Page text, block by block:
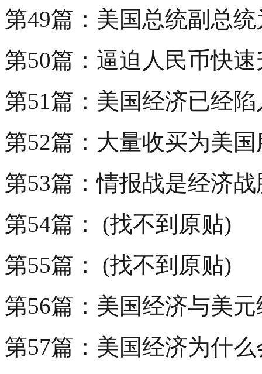
第49篇：美国总统副总
第50篇：逼迫人民币快
第51篇：美国经济已经
第52篇：大量收买为美
第53篇：情报战是经济
第54篇： (找不到原贴)
第55篇： (找不到原贴)
第56篇：美国经济与美
第57篇：美国经济为什